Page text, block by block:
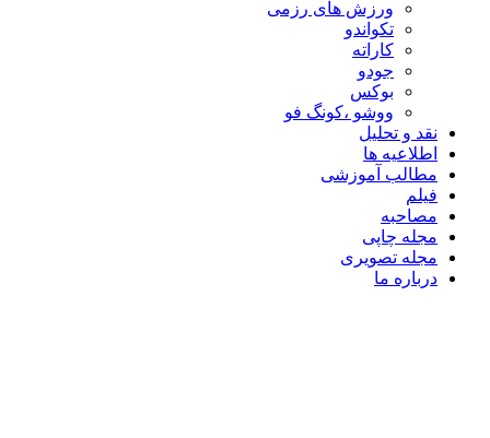
ورزش های رزمی
تکواندو
کاراته
جودو
بوکس
ووشو ،کونگ فو
نقد و تحلیل
اطلاعیه ها
مطالب آموزشی
فیلم
مصاحبه
مجله چاپی
مجله تصویری
درباره ما